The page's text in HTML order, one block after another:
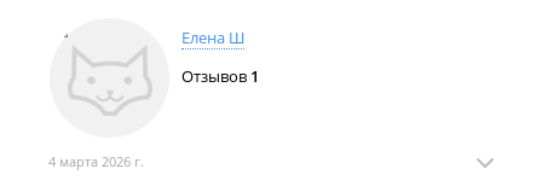
Елена Ш
Отзывов 1
4 марта 2026 г.